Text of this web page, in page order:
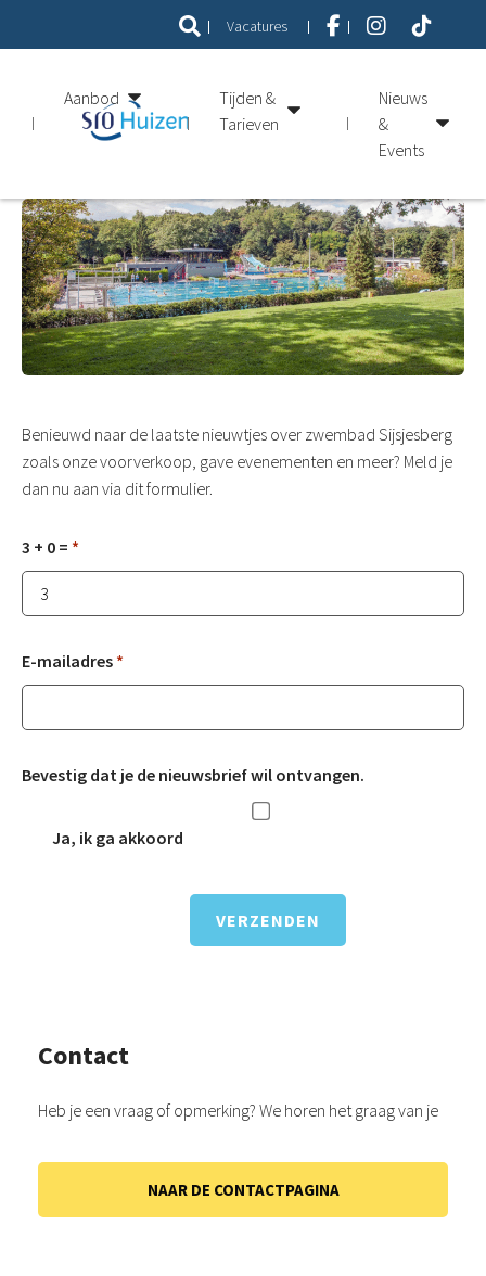
Vacatures
Aanbod
Tijden &
Tarieven
Nieuws
&
Events
Benieuwd naar de laatste nieuwtjes over zwembad Sijsjesberg
zoals onze voorverkoop, gave evenementen en meer? Meld je
dan nu aan via dit formulier.
3 + 0 = *
E-mailadres *
Bevestig dat je de nieuwsbrief wil ontvangen.
Ja, ik ga akkoord
Contact
Heb je een vraag of opmerking? We horen het graag van je
NAAR DE CONTACTPAGINA